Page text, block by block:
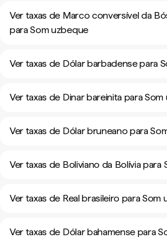
Ver taxas de Marco conversível da
para Som uzbeque
Ver taxas de Dólar barbadense para
Ver taxas de Dinar bareinita para
Ver taxas de Dólar bruneano para
Ver taxas de Boliviano da Bolívia para
Ver taxas de Real brasileiro para Som
Ver taxas de Dólar bahamense para